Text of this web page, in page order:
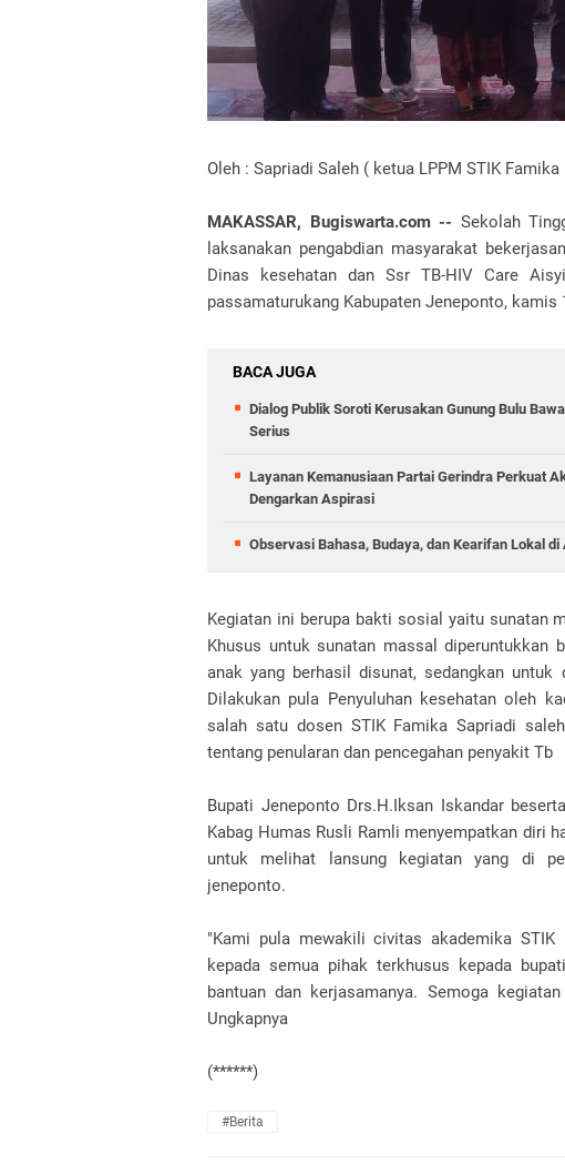
Oleh : Sapriadi Saleh ( ketua LPPM STIK
MAKASSAR, Bugiswarta.com -- Sekolah
laksanakan pengabdian masyarakat
Dinas kesehatan dan Ssr TB-HIV Care
passamaturukang Kabupaten Jeneponto, kamis
BACA JUGA
Dialog Publik Soroti Kerusakan Gunung Bulu
Serius
Layanan Kemanusiaan Partai Gerindra Perkuat
Dengarkan Aspirasi
Observasi Bahasa, Budaya, dan Kearifan Lokal di
Kegiatan ini berupa bakti sosial yaitu sunatan
Khusus untuk sunatan massal diperuntukkan
anak yang berhasil disunat, sedangkan
Dilakukan pula Penyuluhan kesehatan oleh
salah satu dosen STIK Famika Sapriadi
tentang penularan dan pencegahan penyakit Tb
Bupati Jeneponto Drs.H.Iksan Iskandar
Kabag Humas Rusli Ramli menyempatkan diri
untuk melihat lansung kegiatan yang di
jeneponto.
"Kami pula mewakili civitas akademika
kepada semua pihak terkhusus kepada
bantuan dan kerjasamanya. Semoga
Ungkapnya
(******)
#Berita